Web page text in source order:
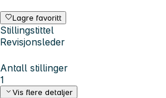
Lagre favoritt
Stillingstittel
Revisjonsleder
Antall stillinger
1
Vis flere detaljer